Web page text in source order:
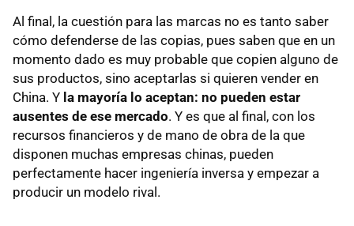
Al final, la cuestión para las marcas no es tanto saber
cómo defenderse de las copias, pues saben que en un
momento dado es muy probable que copien alguno de
sus productos, sino aceptarlas si quieren vender en
China. Y la mayoría lo aceptan: no pueden estar
ausentes de ese mercado. Y es que al final, con los
recursos financieros y de mano de obra de la que
disponen muchas empresas chinas, pueden
perfectamente hacer ingeniería inversa y empezar a
producir un modelo rival.